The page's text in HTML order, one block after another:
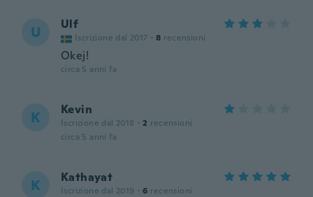
U Ulf
Iscrizione dal 2017 · 8 recensioni
Okej!
circa 5 anni fa
K Kevin
Iscrizione dal 2018 · 2 recensioni
circa 5 anni fa
K Kathayat
Iscrizione dal 2019 · 6 recensioni